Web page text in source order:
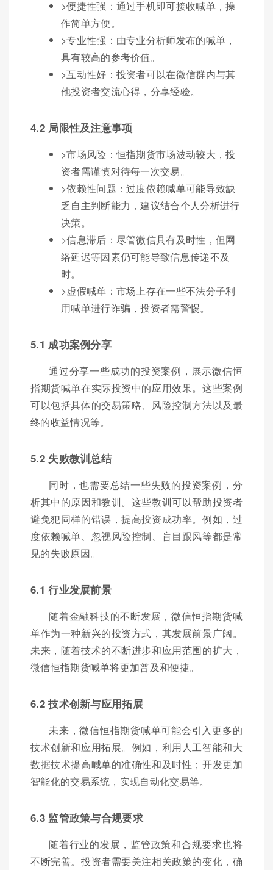
>便捷性强：通过手机即可接收喊单，操
作简单方便。
>专业性强：由专业分析师发布的喊单，
具有较高的参考价值。
>互动性好：投资者可以在微信群内与其
他投资者交流心得，分享经验。
4.2 局限性及注意事项
>市场风险：恒指期货市场波动较大，投
资者需谨慎对待每一次交易。
>依赖性问题：过度依赖喊单可能导致缺
乏自主判断能力，建议结合个人分析进行
决策。
>信息滞后：尽管微信具有及时性，但网
络延迟等因素仍可能导致信息传递不及
时。
>虚假喊单：市场上存在一些不法分子利
用喊单进行诈骗，投资者需警惕。
5.1 成功案例分享
通过分享一些成功的投资案例，展示微信恒
指期货喊单在实际投资中的应用效果。这些案例
可以包括具体的交易策略、风险控制方法以及最
终的收益情况等。
5.2 失败教训总结
同时，也需要总结一些失败的投资案例，分
析其中的原因和教训。这些教训可以帮助投资者
避免犯同样的错误，提高投资成功率。例如，过
度依赖喊单、忽视风险控制、盲目跟风等都是常
见的失败原因。
6.1 行业发展前景
随着金融科技的不断发展，微信恒指期货喊
单作为一种新兴的投资方式，其发展前景广阔。
未来，随着技术的不断进步和应用范围的扩大，
微信恒指期货喊单将更加普及和便捷。
6.2 技术创新与应用拓展
未来，微信恒指期货喊单可能会引入更多的
技术创新和应用拓展。例如，利用人工智能和大
数据技术提高喊单的准确性和及时性；开发更加
智能化的交易系统，实现自动化交易等。
6.3 监管政策与合规要求
随着行业的发展，监管政策和合规要求也将
不断完善。投资者需要关注相关政策的变化，确